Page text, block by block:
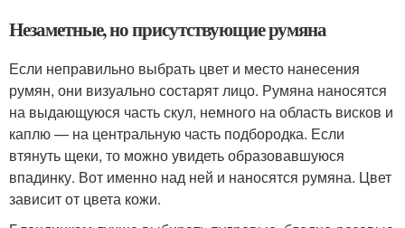
Незаметные, но присутствующие румяна
Если неправильно выбрать цвет и место нанесения
румян, они визуально состарят лицо. Румяна наносятся
на выдающуюся часть скул, немного на область висков и
каплю — на центральную часть подбородка. Если
втянуть щеки, то можно увидеть образовавшуюся
впадинку. Вот именно над ней и наносятся румяна. Цвет
зависит от цвета кожи.